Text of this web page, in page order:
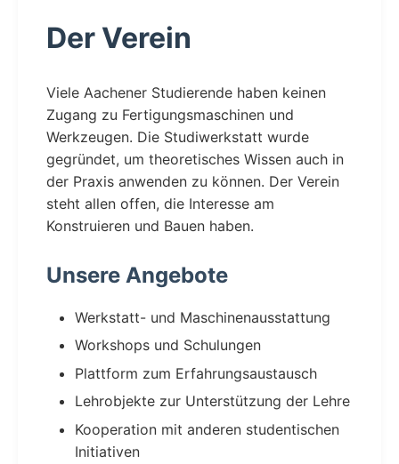
Der Verein
Viele Aachener Studierende haben keinen
Zugang zu Fertigungsmaschinen und
Werkzeugen. Die Studiwerkstatt wurde
gegründet, um theoretisches Wissen auch in
der Praxis anwenden zu können. Der Verein
steht allen offen, die Interesse am
Konstruieren und Bauen haben.
Unsere Angebote
Werkstatt- und Maschinenausstattung
Workshops und Schulungen
Plattform zum Erfahrungsaustausch
Lehrobjekte zur Unterstützung der Lehre
Kooperation mit anderen studentischen
Initiativen